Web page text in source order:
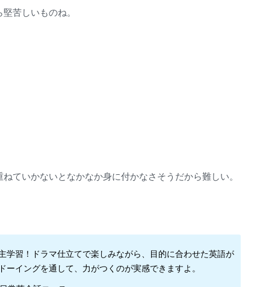
苦しいものね。
ていかないとなかなか身に付かなさそうだから難しい。
学習！ドラマ仕立てで楽しみながら、目的に合わせた英語が
イングを通して、力がつくのが実感できますよ。